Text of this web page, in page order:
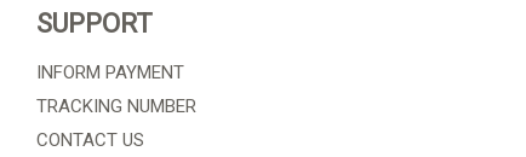
SUPPORT
INFORM PAYMENT
TRACKING NUMBER
CONTACT US